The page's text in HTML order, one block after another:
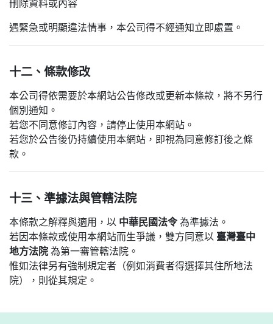
刪除資料或內容
遇緊急或明顯違法情事，本公司得不經通知立即處置。
十二、條款修改
本公司得依需要於本網站公告修改或更新本條款，將不另行
個別通知。
若您不同意修訂內容，請停止使用本網站。
若您於公告後仍持續使用本網站，即視為同意修訂後之條
款。
十三、準據法與管轄法院
本條款之解釋與適用，以 中華民國法令 為準據法。
若因本條款或使用本網站而生爭議，雙方同意以 臺灣臺中
地方法院 為第一審管轄法院。
惟如法律另有強制規定者（例如消費者得選擇其住所地法
院），則從其規定。